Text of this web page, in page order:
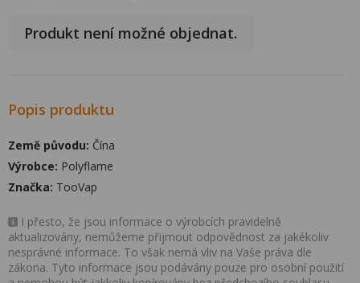
Produkt není možné objednat.
Popis produktu
Země původu: Čína
Výrobce: Polyflame
Značka: TooVap
I přesto, že jsou informace o výrobcích pravidelně
aktualizovány, nemůžeme přijmout odpovědnost za jakékoliv
nesprávné informace. To však nemá vliv na Vaše práva dle
zákona. Tyto informace jsou podávány pouze pro osobní použití